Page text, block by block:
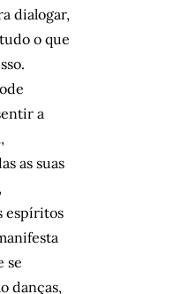
dialogar,
o que
a
as suas
espíritos
se
danças,